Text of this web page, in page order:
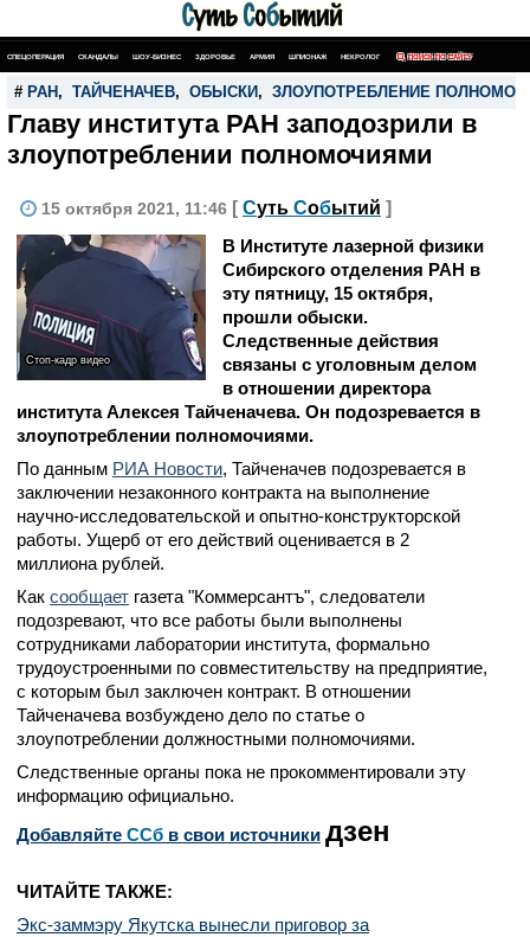
СПЕЦОПЕРАЦИЯ СКАНДАЛЫ ШОУ-БИЗНЕС ЗДОРОВЬЕ АРМИЯ ШПИОНАЖ НЕКРОЛОГ ПОИСК ПО САЙТУ
# РАН , ТАЙЧЕНАЧЕВ, ОБЫСКИ , ЗЛОУПОТРЕБЛЕНИЕ
Главу института РАН заподозрили в
злоупотреблении полномочиями
15 октября 2021, 11:46 [ Суть Событий ]
Стоп-кадр видео
В Институте лазерной физики
Сибирского отделения РАН в
эту пятницу, 15 октября,
прошли обыски.
Следственные действия
связаны с уголовным делом
в отношении директора
института Алексея Тайченачева. Он подозревается в
злоупотреблении полномочиями.
По данным РИА Новости, Тайченачев подозревается в
заключении незаконного контракта на выполнение
научно-исследовательской и опытно-конструкторской
работы. Ущерб от его действий оценивается в 2
миллиона рублей.
Как сообщает газета "Коммерсантъ", следователи
подозревают, что все работы были выполнены
сотрудниками лаборатории института, формально
трудоустроенными по совместительству на предприятие,
с которым был заключен контракт. В отношении
Тайченачева возбуждено дело по статье о
злоупотреблении должностными полномочиями.
Следственные органы пока не прокомментировали эту
информацию официально.
Добавляйте CСб в свои источники дзен
ЧИТАЙТЕ ТАКЖЕ:
Экс-заммэру Якутска вынесли приговор за